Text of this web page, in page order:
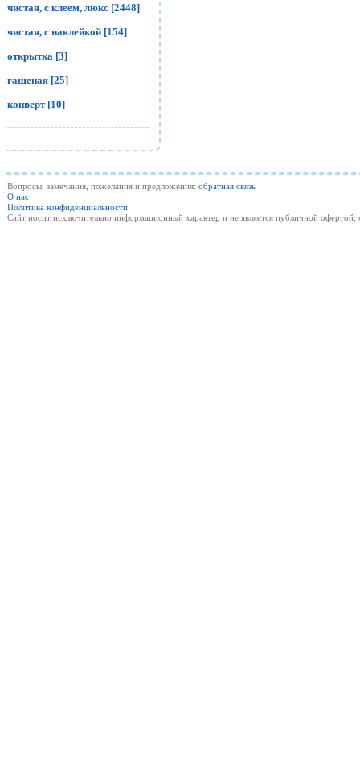
чистая, с клеем, люкс [2448]
чистая, с наклейкой [154]
открытка [3]
гашеная [25]
конверт [10]
Вопросы, замечания, пожелания и предложения: обратная связь
О нас
Политика конфиденциальности
Cайт носит исключительно информационный характер и не является публичной